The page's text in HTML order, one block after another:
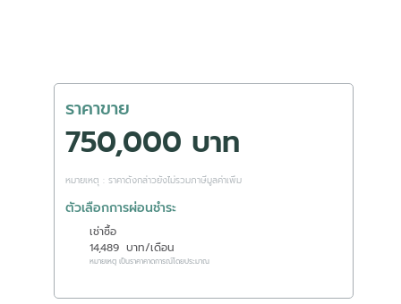
ราคาขาย
750,000 บาท
หมายเหตุ : ราคาดังกล่าวยังไม่รวมภาษีมูลค่าเพิ่ม
ตัวเลือกการผ่อนชำระ
เช่าซื้อ
14,489 บาท/เดือน
หมายเหตุ เป็นราคาคาดการณ์โดยประมาณ